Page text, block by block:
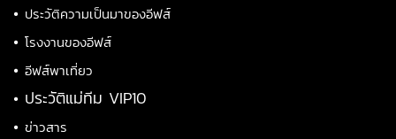
• ประวัติความเป็นมาของอีฟส์
• โรงงานของอีฟส์
• อีฟส์พาเที่ยว
• ประวัติแม่ทีม VIP10
• ข่าวสาร